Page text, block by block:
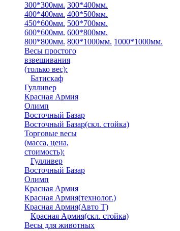
300*300мм. 300*400мм.
400*400мм. 400*500мм.
450*600мм. 500*700мм.
600*600мм. 600*800мм.
800*800мм. 800*1000мм. 1000*1000мм.
Весы простого
взвешивания
(только вес):
Батискаф
Гулливер
Красная Армия
Олимп
Восточный Базар
Восточный Базар(скл. стойка)
Торговые весы
(масса, цена,
стоимость):
Гулливер
Восточный Базар
Олимп
Красная Армия
Красная Армия(технолог.)
Красная Армия(Авто Т)
Красная Армия(скл. стойка)
Весы для животных